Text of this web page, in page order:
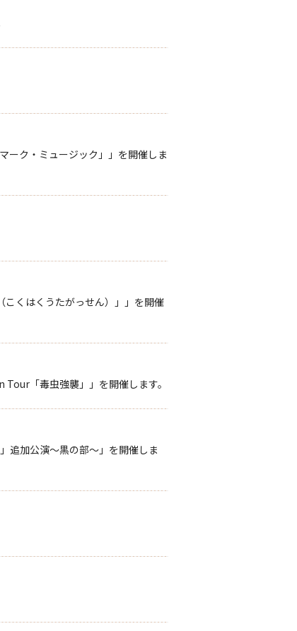
ク・ミュージック」」を開催しま
こくはくうたがっせん）」」を開催
「毒虫強襲」」を開催します。
追加公演～黒の部～」を開催しま